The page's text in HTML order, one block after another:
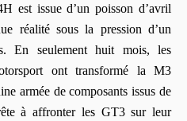
est issue d’un poisson d’avril
réalité sous la pression d’un
En seulement huit mois, les
ont transformé la M3
armée de composants issus de
à affronter les GT3 sur leur